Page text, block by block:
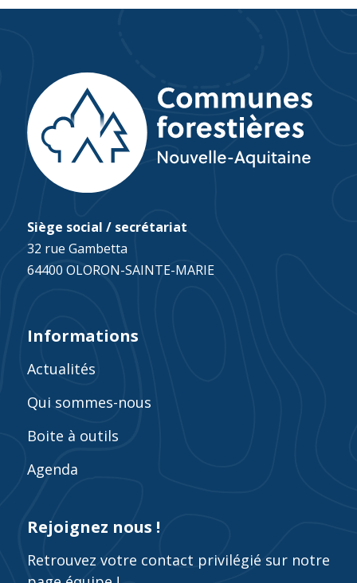
Siège social / secrétariat
32 rue Gambetta
64400 OLORON-SAINTE-MARIE
Informations
Actualités
Qui sommes-nous
Boite à outils
Agenda
Rejoignez nous !
Retrouvez votre contact privilégié sur notre